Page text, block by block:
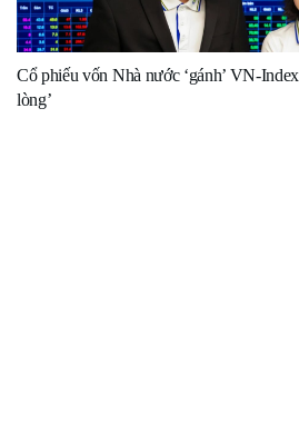
Cổ phiếu vốn Nhà nước ‘gánh’ VN-
lòng’